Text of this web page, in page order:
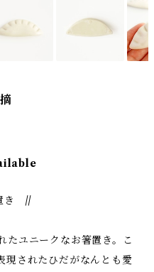
き //
たユニークなお箸置き。こ
現されたひだがなんとも愛